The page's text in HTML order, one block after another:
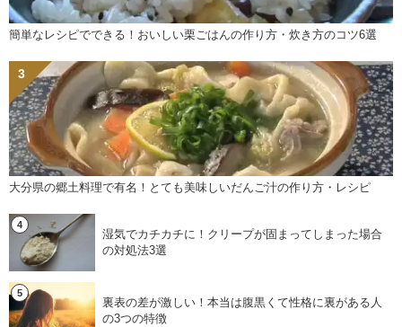
簡単なレシピでできる！おいしい栗ごはんの作り方・炊き方のコツ6選
大分県の郷土料理で有名！とても美味しいだんご汁の作り方・レシピ
湿気でカチカチに！クリープが固まってしまった場合
の対処法3選
裏表の差が激しい！本当は腹黒くて性格に裏がある人
の3つの特徴